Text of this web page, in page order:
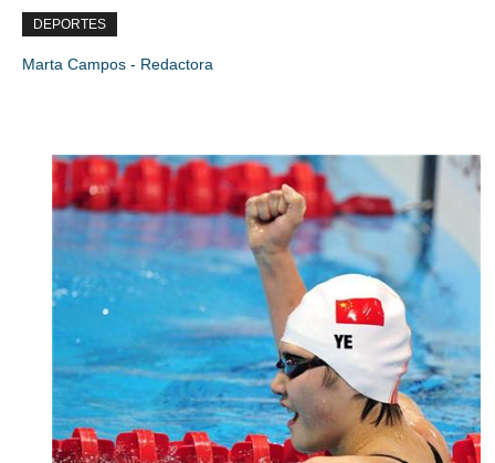
DEPORTES
Marta Campos - Redactora